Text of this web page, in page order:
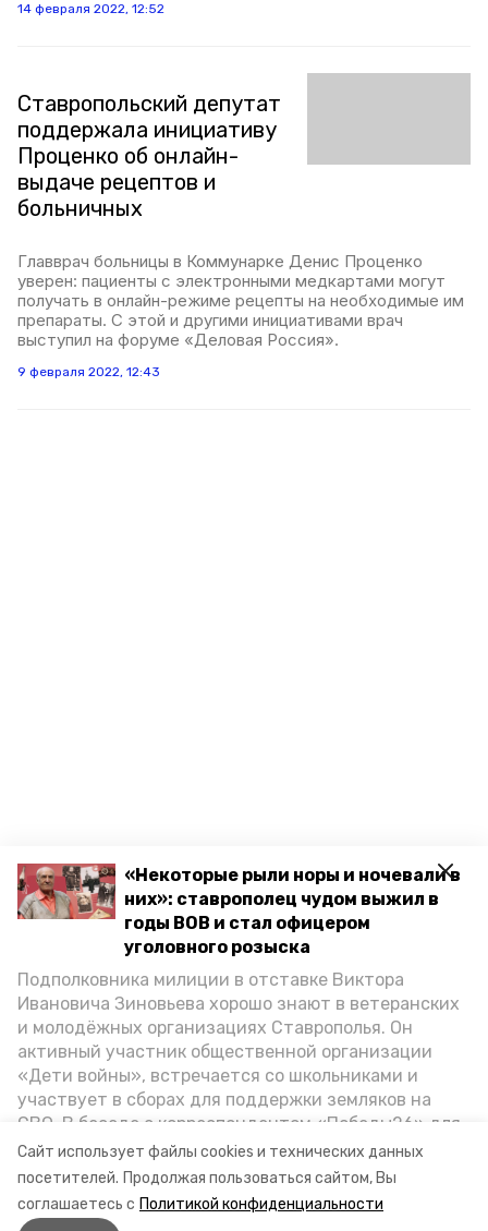
Сайт использует файлы cookies и технических данных
посетителей. Продолжая пользоваться сайтом, Вы
соглашаетесь с Политикой конфиденциальности
«Некоторые рыли норы и ночевали в
них»: ставрополец чудом выжил в
годы ВОВ и стал офицером
уголовного розыска
Подполковника милиции в отставке Виктора
Ивановича Зиновьева хорошо знают в ветеранских
и молодёжных организациях Ставрополья. Он
активный участник общественной организации
«Дети войны», встречается со школьниками и
участвует в сборах для поддержки земляков на
СВО. В беседе с корреспондентом «Победы26» для
спецпроекта «Дети Великой Отечественной»
ветеран рассказал о зверствах оккупантов в годы
ВОВ, о службе в Москве, «богатыре» Фиделе Кастро
и шпионе Пеньковском, о борьбе с криминалом на
14 февраля 2022, 12:52
Ставропольский депутат
поддержала инициативу
Проценко об онлайн-
выдаче рецептов и
больничных
Главврач больницы в Коммунарке Денис Проценко
уверен: пациенты с электронными медкартами могут
получать в онлайн-режиме рецепты на необходимые им
препараты. С этой и другими инициативами врач
выступил на форуме «Деловая Россия».
9 февраля 2022, 12:43